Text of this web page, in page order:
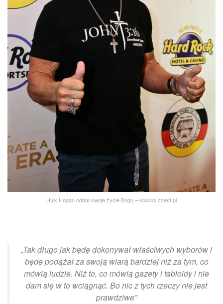
Hulk Hogan oddał swoje życie Bogu – kosciol.czest.pl
„Tak długo jak będę dokonywał właściwych wyborów i
będę podążał za swoją wiarą bardziej niż za tym, co
mówią ludzie. Niż to, co mówią gazety i tabloidy i nie
dam się w to wciągnąć. Bo nic z tych rzeczy nie jest
prawdziwe”